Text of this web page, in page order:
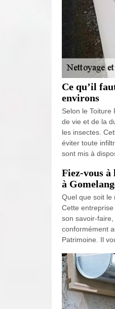
Ce qu’il
environs
Selon le
de vie et de la
les insectes.
éviter toute
sont mis à
Fiez-vous
à
Quel que soit le
Cette
son savoir-
conformément
Patrimoine. Il